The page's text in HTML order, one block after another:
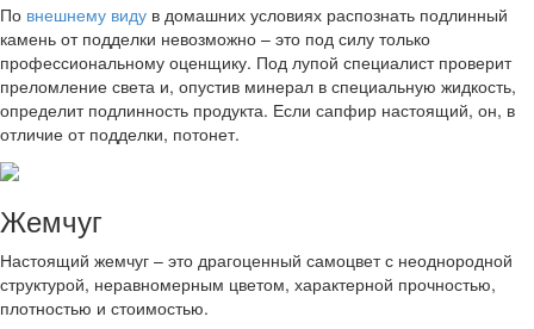
По внешнему виду в домашних условиях распознать подлинный
камень от подделки невозможно – это под силу только
профессиональному оценщику. Под лупой специалист проверит
преломление света и, опустив минерал в специальную жидкость,
определит подлинность продукта. Если сапфир настоящий, он, в
отличие от подделки, потонет.
Жемчуг
Настоящий жемчуг – это драгоценный самоцвет с неоднородной
структурой, неравномерным цветом, характерной прочностью,
плотностью и стоимостью.